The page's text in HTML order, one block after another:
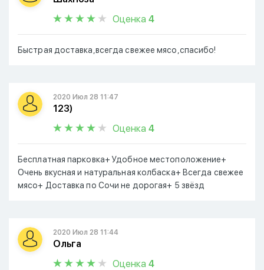
Оценка 4
Быстрая доставка,всегда свежее мясо,спасибо!
2020 Июл 28 11:47
123)
Оценка 4
Бесплатная парковка+ Удобное местоположение+
Очень вкусная и натуральная колбаска+ Всегда свежее
мясо+ Доставка по Сочи не дорогая+ 5 звёзд
2020 Июл 28 11:44
Ольга
Оценка 4